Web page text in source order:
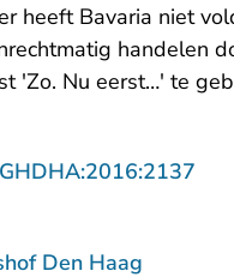
heeft Bavaria niet
handelen
'Zo. Nu eerst…' te
Den Haag